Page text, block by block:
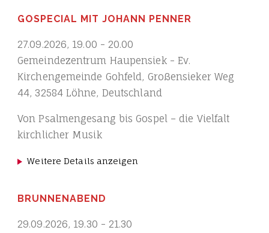
GOSPECIAL MIT JOHANN PENNER
27.09.2026, 19.00 - 20.00
Gemeindezentrum Haupensiek - Ev.
Kirchengemeinde Gohfeld, Großensieker Weg
44, 32584 Löhne, Deutschland
Von Psalmengesang bis Gospel – die Vielfalt
kirchlicher Musik
Weitere Details anzeigen
BRUNNENABEND
29.09.2026, 19.30 - 21.30